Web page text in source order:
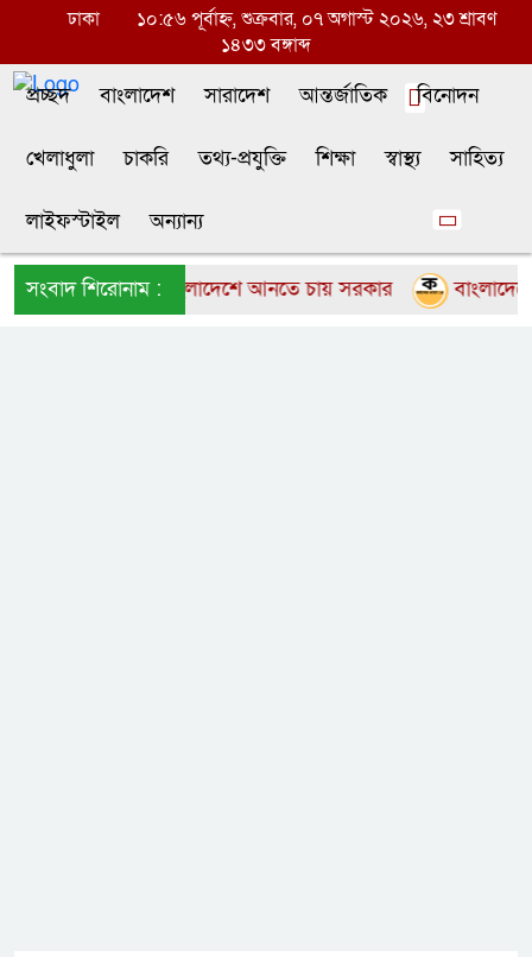
ঢাকা
১০:৫৬ পূর্বাহ্ন, শুক্রবার, ০৭ অগাস্ট ২০২৬, ২৩ শ্রাবণ
১৪৩৩ বঙ্গাব্দ
প্রচ্ছদ বাংলাদেশ সারাদেশ আন্তর্জাতিক বিনোদন
খেলাধুলা চাকরি তথ্য-প্রযুক্তি শিক্ষা স্বাস্থ্য সাহিত্য
লাইফস্টাইল অন্যান্য
সংবাদ শিরোনাম :
এমবাপেকে বাংলাদেশে আনতে চায় সরকার বাংলাদেশের